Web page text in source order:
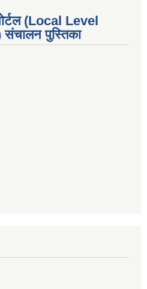
(Local Level
पुस्तिका